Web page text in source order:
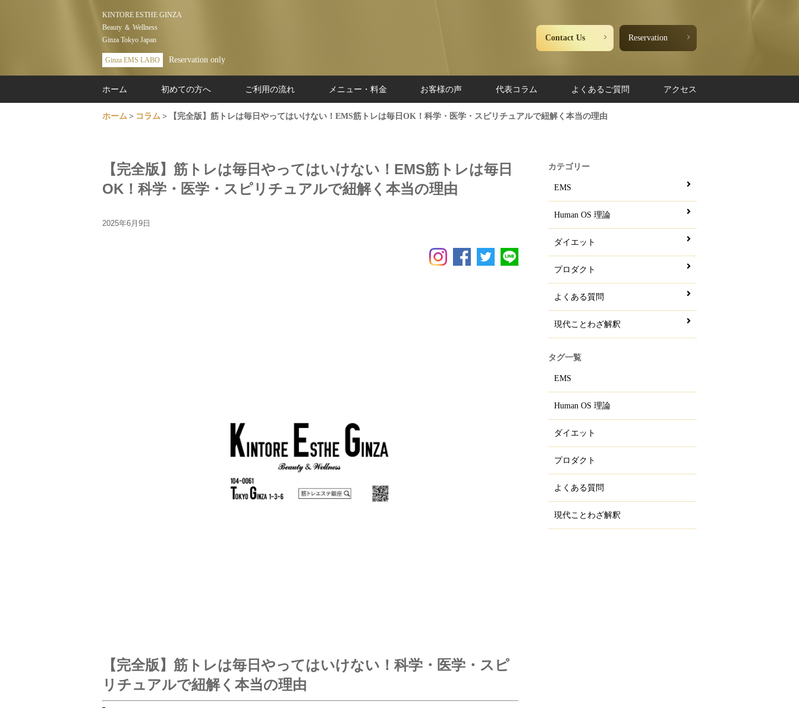
KINTORE ESTHE GINZA
Beauty ＆ Wellness
Ginza Tokyo Japan
Ginza EMS LABO Reservation only
Contact Us Reservation
ホーム 初めての方へ ご利用の流れ メニュー・料金 お客様の声 代表コラム よくあるご質問 アクセス
ホーム コラム 【完全版】筋トレは毎日やってはいけない！EMS筋トレは毎日OK！科学・医学・スピリチュアルで紐解く本当の理由
【完全版】筋トレは毎日やってはいけない！EMS筋トレは毎日
OK！科学・医学・スピリチュアルで紐解く本当の理由
2025年6月9日
【完全版】筋トレは毎日やってはいけない！科学・医学・スピ
リチュアルで紐解く本当の理由
カテゴリー
EMS
Human OS 理論
ダイエット
プロダクト
よくある質問
現代ことわざ解釈
タグ一覧
EMS
Human OS 理論
ダイエット
プロダクト
よくある質問
現代ことわざ解釈